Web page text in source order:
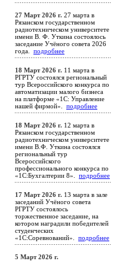
27 Март 2026 г. 27 марта в
Рязанском государственном
радиотехническом университете
имени В. Ф. Уткина состоялось
заседание Учёного совета 2026
года. подробнее
18 Март 2026 г. 11 марта в
РГРТУ состоялся региональный
тур Всероссийского конкурса по
автоматизации малого бизнеса
на платформе «1С: Управление
нашей фирмой». подробнее
18 Март 2026 г. 12 марта в
Рязанском государственном
радиотехническом университете
имени В.Ф. Уткина состоялся
региональный тур
Всероссийского
профессионального конкурса по
«1С:Бухгалтерии 8». подробнее
17 Март 2026 г. 13 марта в зале
заседаний Учёного совета
РГРТУ состоялось
торжественное заседание, на
котором наградили победителей
студенческих
«1С:Соревнований». подробнее
5 Март 2026 г.